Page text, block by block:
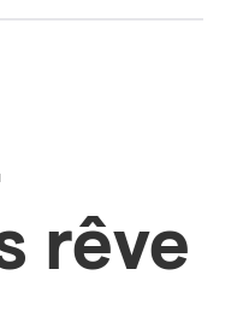
rêve